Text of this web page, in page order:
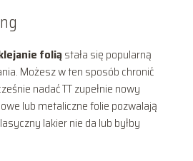
foliąstała się popularną
Możesz w ten sposób chronić
nadać TT zupełnie nowy
lub metaliczne folie pozwalają
lakier nie da lub byłby